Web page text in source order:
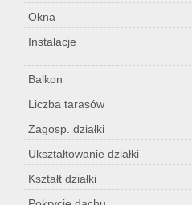
Okna
Instalacje
Balkon
Liczba tarasów
Zagosp. działki
Ukształtowanie działki
Kształt działki